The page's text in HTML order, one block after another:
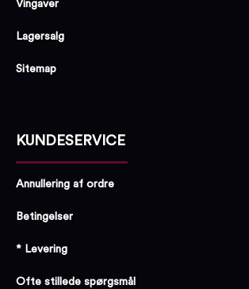
Vingaver
Lagersalg
Sitemap
KUNDESERVICE
Annullering af ordre
Betingelser
* Levering
Ofte stillede spørgsmål